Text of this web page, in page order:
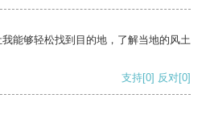
能够轻松找到目的地，了解当地的风土
支持[0] 反对[0]